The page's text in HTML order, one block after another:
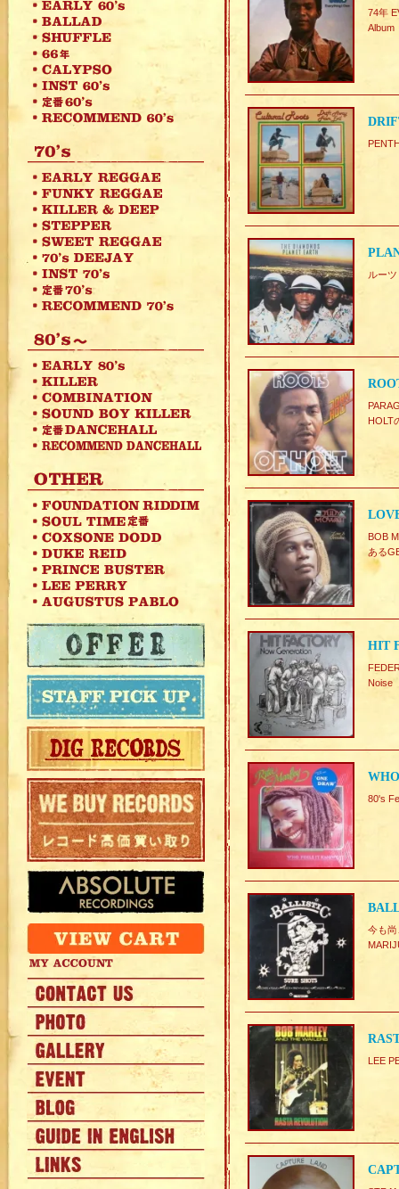
74年
Album
ルー
HOLT
BOB
ある
HIT
Noise
80's
今も
LEE